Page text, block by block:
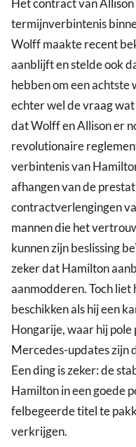
Het contract van
termijnverbintenis
Wolff maakte recent
aanblijft en stelde ook
hebben om een
echter wel de vraag
dat Wolff en Allison er
revolutionaire
verbintenis van
afhangen van de
contractverlengingen
mannen die het
kunnen zijn beslissing
zeker dat Hamilton
aanmodderen. Toch
beschikken als hij een
Hongarije, waar hij
Mercedes-updates zijn
Een ding is zeker: de
Hamilton in een goede
felbegeerde titel te
verkrijgen.